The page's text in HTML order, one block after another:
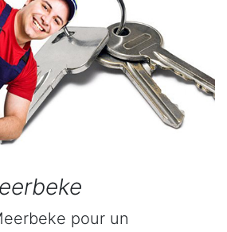
pour un